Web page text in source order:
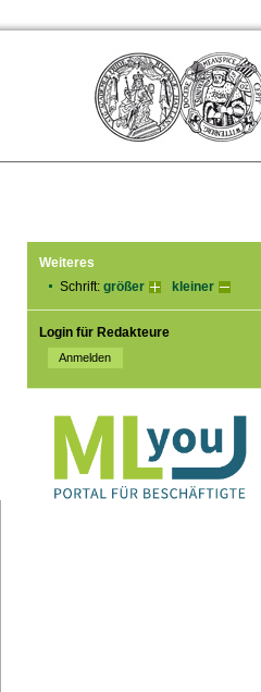
Weiteres
Schrift: größer kleiner
Login für Redakteure